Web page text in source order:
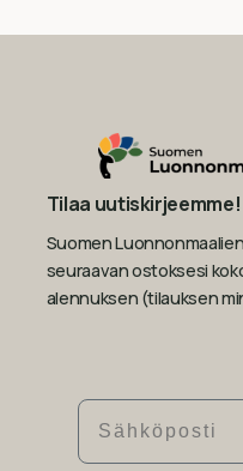
Tilaa uutiskirjeemme!
Suomen
seuraavan ostoksesi
alennuksen (tilauksen
Sähköposti